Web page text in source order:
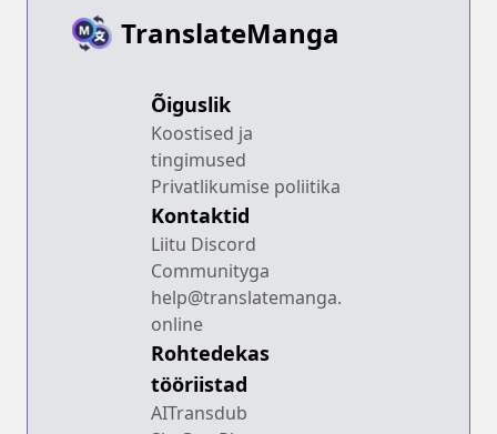
TranslateManga
Õiguslik
Koostised ja
tingimused
Privatlikumise poliitika
Kontaktid
Liitu Discord
Communityga
help@translatemanga.
online
Rohtedekas
tööriistad
AITransdub